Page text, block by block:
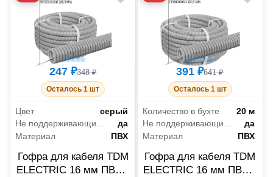
247 ₽348 ₽
Осталось 1 шт
Цвет
серый
Не поддерживающие горение (нг)
да
Материал
ПВХ
Гофра для кабеля TDM
ELECTRIC 16 мм ПВХ с
391 ₽641 ₽
Осталось 1 шт
Количество в бухте
20 м
Не поддерживающие горение (нг)
да
Материал
ПВХ
Гофра для кабеля TDM
ELECTRIC 16 мм ПВХ с